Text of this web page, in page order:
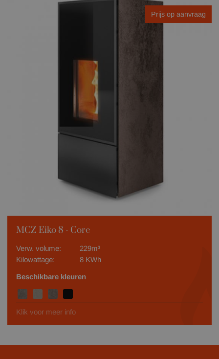
Prijs op aanvraag
MCZ Eiko 8 - Core
Verw. volume:
229m³
Kilowattage:
8 KWh
Beschikbare kleuren
Klik voor meer info